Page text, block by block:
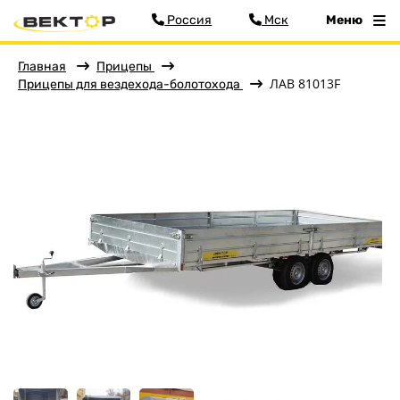
Меню
Главная
Фильтр
Россия Мск Меню
Главная
Прицепы
Прицепы для вездехода-болотохода
ЛАВ 81013F